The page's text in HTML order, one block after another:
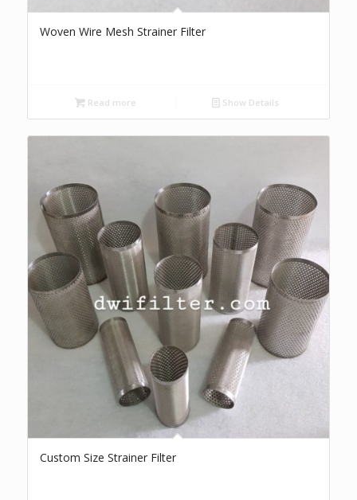
Woven Wire Mesh Strainer Filter
Read more Show Details
Custom Size Strainer Filter